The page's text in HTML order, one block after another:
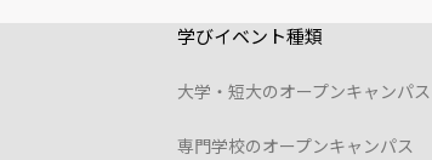
学びイベント種類
大学・短大のオープンキャンパス
専門学校のオープンキャンパス